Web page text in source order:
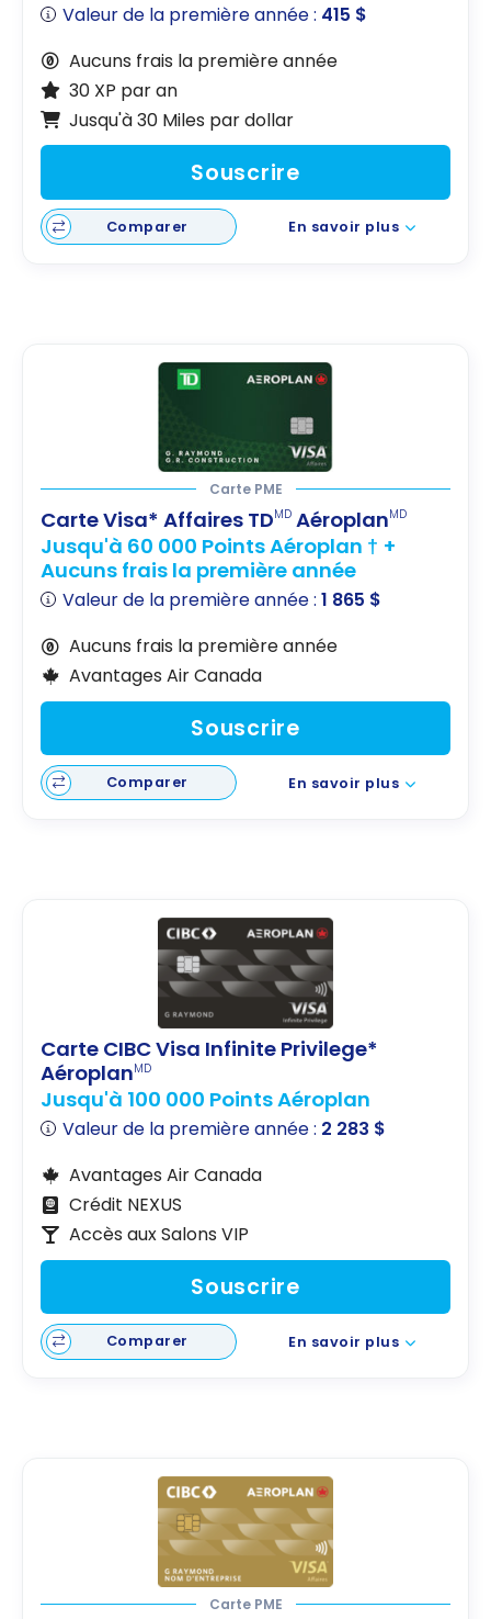
Valeur de la première année : 415 $
Aucuns frais la première année
30 XP par an
Jusqu'à 30 Miles par dollar
Souscrire
Comparer En savoir plus
Carte PME
Carte Visa* Affaires TDMD AéroplanMD
Jusqu'à 60 000 Points Aéroplan † +
Aucuns frais la première année
Valeur de la première année :1 865 $
Aucuns frais la première année
Avantages Air Canada
Souscrire
Comparer En savoir plus
Carte CIBC Visa Infinite Privilege*
AéroplanMD
Jusqu'à 100 000 Points Aéroplan
Valeur de la première année : 2 283 $
Avantages Air Canada
Crédit NEXUS
Accès aux Salons VIP
Souscrire
Comparer En savoir plus
Carte PME